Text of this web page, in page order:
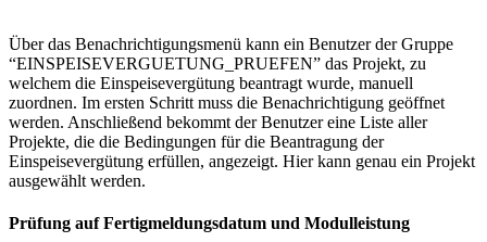
Über das Benachrichtigungsmenü kann ein Benutzer der Gruppe
“EINSPEISEVERGUETUNG_PRUEFEN” das Projekt, zu
welchem die Einspeisevergütung beantragt wurde, manuell
zuordnen. Im ersten Schritt muss die Benachrichtigung geöffnet
werden. Anschließend bekommt der Benutzer eine Liste aller
Projekte, die die Bedingungen für die Beantragung der
Einspeisevergütung erfüllen, angezeigt. Hier kann genau ein Projekt
ausgewählt werden.
Prüfung auf Fertigmeldungsdatum und Modulleistung